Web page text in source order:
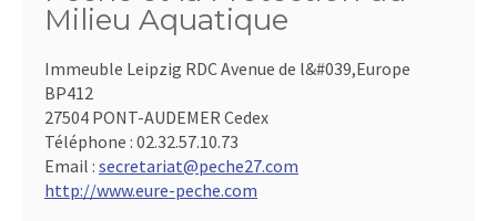
Milieu Aquatique
Immeuble Leipzig RDC Avenue de l&#039,Europe
BP412
27504 PONT-AUDEMER Cedex
Téléphone : 02.32.57.10.73
Email : secretariat@peche27.com
http://www.eure-peche.com